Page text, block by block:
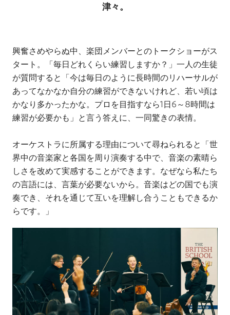
津々。
興奮さめやらぬ中、楽団メンバーとのトークショーがス
タート。「毎日どれくらい練習しますか？」一人の生徒
が質問すると「今は毎日のように長時間のリハーサルが
あってなかなか自分の練習ができないけれど、若い頃は
かなり多かったかな。プロを目指すなら1日6～8時間は
練習が必要かも」と言う答えに、一同驚きの表情。
オーケストラに所属する理由について尋ねられると「世
界中の音楽家と各国を周り演奏する中で、音楽の素晴ら
しさを改めて実感することができます。なぜなら私たち
の言語には、言葉が必要ないから。音楽はどの国でも演
奏でき、それを通じて互いを理解し合うこともできるか
らです。」